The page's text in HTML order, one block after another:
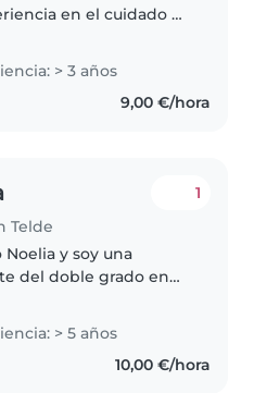
en el cuidado de
Me encanta
actividades creativas
y juegos.
> 3 años
9,00 €/hora
Telde
1
Noelia y soy una
del doble grado en
con 6 años de
como niñera,
puedo ofrecer
> 5 años
10,00 €/hora